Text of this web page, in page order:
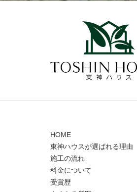
HOME
東神ハウスが選ばれる理由
施工の流れ
料金について
受賞歴